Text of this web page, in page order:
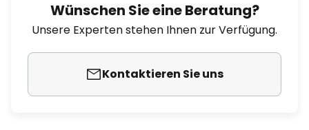
Wünschen Sie eine Beratung?
Unsere Experten stehen Ihnen zur Verfügung.
Kontaktieren Sie uns